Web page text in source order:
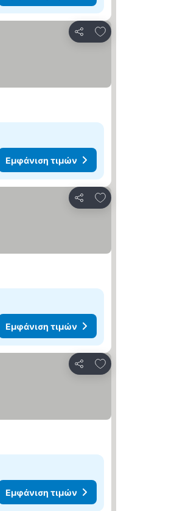
Κοινοποίηση
Προσθήκη στα
Εμφάνιση τιμών
Κοινοποίηση
Προσθήκη στα
Εμφάνιση τιμών
Κοινοποίηση
Προσθήκη στα
Εμφάνιση τιμών